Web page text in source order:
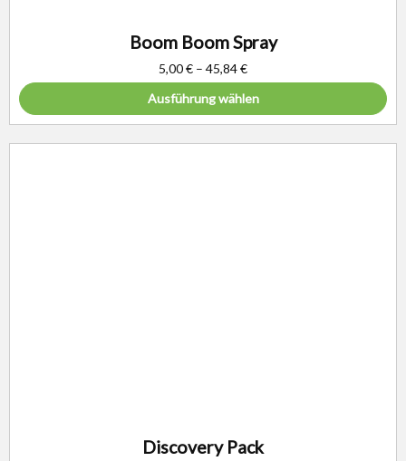
Boom Boom Spray
5,00€ – 45,84€
Ausführung wählen
Discovery Pack